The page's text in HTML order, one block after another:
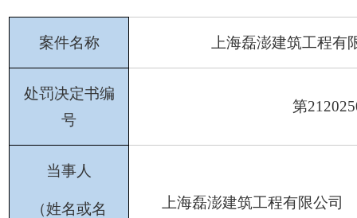
案件名称 上海磊澎建筑工程
处罚决定书编
号
第
当事人
（姓名或名
上海磊澎建筑工程有限公司